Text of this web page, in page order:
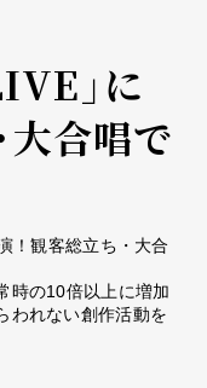
」に
大合唱で
！観客総立ち・大合
時の10倍以上に増加
われない創作活動を